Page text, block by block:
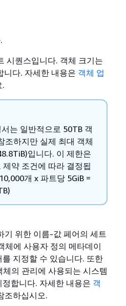
시퀀스입니다. 객체 크기는
니다. 자세한 내용은 객체 업
.
는 일반적으로 50TB 객
조하지만 실제 최대 객체
입니다. 이 제한은
약 조건에 따라 결정됩
개 x 파트당 5GiB =
기 위한 이름-값 페어의 세트
체에 사용자 정의 메타데이
지정할 수 있습니다. 또한
의 관리에 사용되는 시스템
합니다. 자세한 내용은 객
조하십시오.